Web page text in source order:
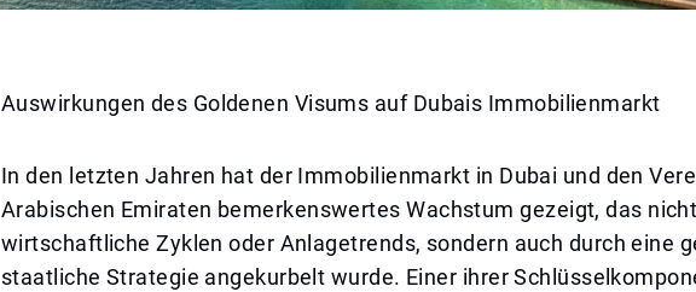
Auswirkungen des Goldenen Visums auf Dubais Immobilienmarkt
In den letzten Jahren hat der Immobilienmarkt in Dubai und den
Arabischen Emiraten bemerkenswertes Wachstum gezeigt, das
wirtschaftliche Zyklen oder Anlagetrends, sondern auch durch eine
staatliche Strategie angekurbelt wurde. Einer ihrer